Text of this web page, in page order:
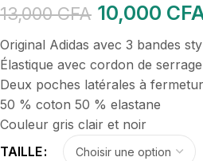
13,000CFA 10,000
Original Adidas avec 3 bandes
Élastique avec cordon de serrage
Deux poches latérales à
50 % coton 50 % elastane
Couleur gris clair et noir
TAILLE